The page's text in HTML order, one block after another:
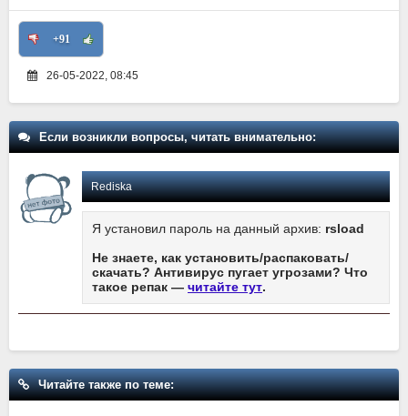
+91
26-05-2022, 08:45
Если возникли вопросы, читать внимательно:
Rediska
Я установил пароль на данный архив: rsload
Не знаете, как установить/распаковать/
скачать? Антивирус пугает угрозами? Что
такое репак — читайте тут.
Читайте также по теме: